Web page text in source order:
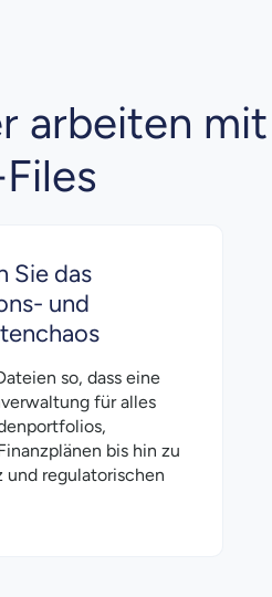
arbeiten mit
Sie das
und
so, dass eine
für alles
bis hin zu
und regulatorischen